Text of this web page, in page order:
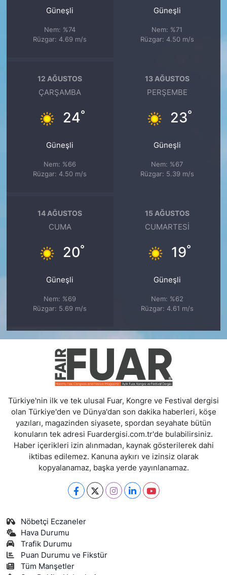
Güneşli
Nem: %74
Rüzgar: 4.69 m/s
Güneşli
Nem: %71
Rüzgar: 4.50 m/s
12 AĞUSTOS
ÇARŞAMBA
24°
Güneşli
Nem: %66
Rüzgar: 4.50 m/s
13 AĞUSTOS
PERŞEMBE
23°
Güneşli
Nem: %67
Rüzgar: 5.39 m/s
14 AĞUSTOS
CUMA
20°
Güneşli
Nem: %69
Rüzgar: 5.69 m/s
15 AĞUSTOS
CUMARTESI
19°
Güneşli
Nem: %62
Rüzgar: 4.61 m/s
Türkiye'nin ilk ve tek ulusal Fuar, Kongre ve Festival dergisi
olan Türkiye'den ve Dünya'dan son dakika haberleri, köşe
yazıları, magazinden siyasete, spordan seyahate bütün
konuların tek adresi Fuardergisi.com.tr'de bulabilirsiniz.
Haber içerikleri izin alınmadan, kaynak gösterilerek dahi
iktibas edilemez. Kanuna aykırı ve izinsiz olarak
kopyalanamaz, başka yerde yayınlanamaz.
Nöbetçi Eczaneler
Hava Durumu
Trafik Durumu
Puan Durumu ve Fikstür
Tüm Manşetler